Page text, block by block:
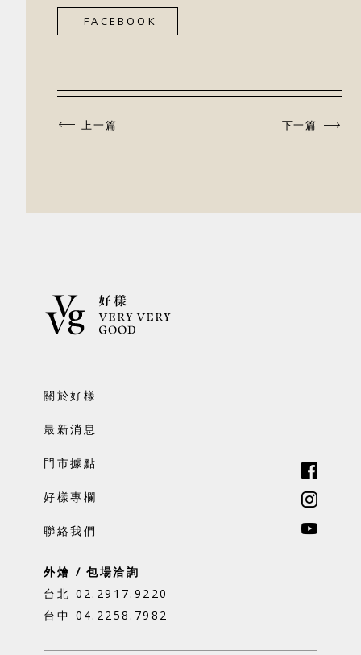
FACEBOOK
上一篇 下一篇
關於好樣
最新消息
門市據點
好樣專欄
聯絡我們
外燴 / 包場洽詢
台北 02.2917.9220
台中 04.2258.7982